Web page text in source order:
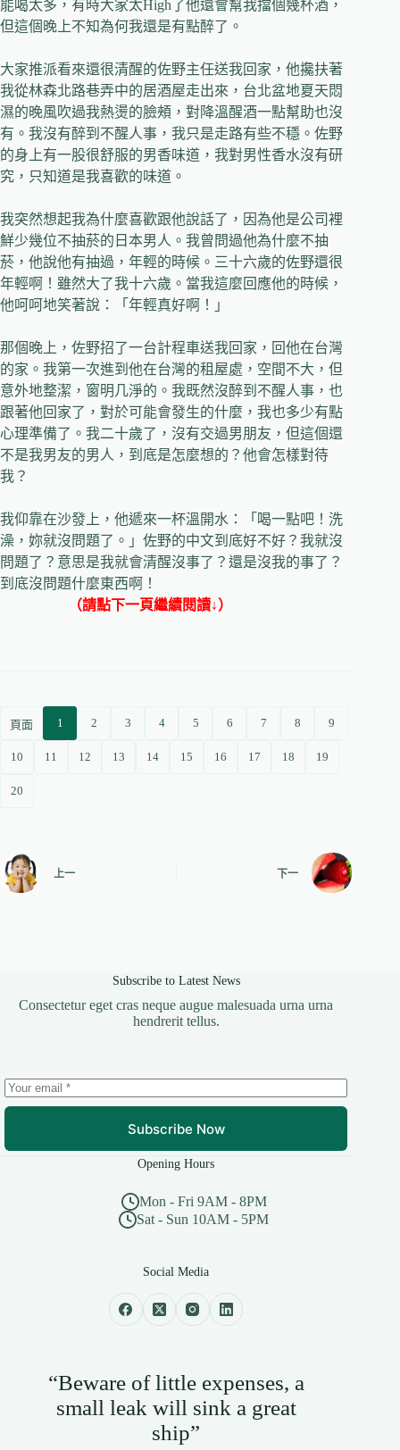
能喝太多，有時大家太High了他還會幫我擋個幾杯酒，
但這個晚上不知為何我還是有點醉了。
大家推派看來還很清醒的佐野主任送我回家，他攙扶著
我從林森北路巷弄中的居酒屋走出來，台北盆地夏天悶
濕的晚風吹過我熱燙的臉頰，對降溫醒酒一點幫助也沒
有。我沒有醉到不醒人事，我只是走路有些不穩。佐野
的身上有一股很舒服的男香味道，我對男性香水沒有研
究，只知道是我喜歡的味道。
我突然想起我為什麼喜歡跟他說話了，因為他是公司裡
鮮少幾位不抽菸的日本男人。我曾問過他為什麼不抽
菸，他說他有抽過，年輕的時候。三十六歲的佐野還很
年輕啊！雖然大了我十六歲。當我這麼回應他的時候，
他呵呵地笑著說：「年輕真好啊！」
那個晚上，佐野招了一台計程車送我回家，回他在台灣
的家。我第一次進到他在台灣的租屋處，空間不大，但
意外地整潔，窗明几淨的。我既然沒醉到不醒人事，也
跟著他回家了，對於可能會發生的什麼，我也多少有點
心理準備了。我二十歲了，沒有交過男朋友，但這個還
不是我男友的男人，到底是怎麼想的？他會怎樣對待
我？
我仰靠在沙發上，他遞來一杯溫開水：「喝一點吧！洗
澡，妳就沒問題了。」佐野的中文到底好不好？我就沒
問題了？意思是我就會清醒沒事了？還是沒我的事了？
到底沒問題什麼東西啊！
（請點下一頁繼續閱讀↓）
頁面 1 2 3 4 5 6 7 8 9
10 11 12 13 14 15 16 17 18 19
20
上一 下一
Subscribe to Latest News
Consectetur eget cras neque augue malesuada urna urna
hendrerit tellus.
Subscribe Now
Opening Hours
Mon - Fri 9AM - 8PM
Sat - Sun 10AM - 5PM
Social Media
“Beware of little expenses, a
small leak will sink a great
ship”